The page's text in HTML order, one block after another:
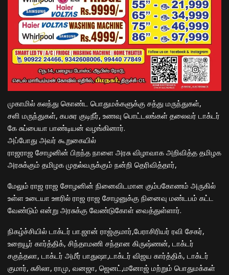
முகாமில் கலந்து கொண்ட பொதுமக்களுக்கு சத்து மருந்துகள்,
சளி மருந்துகள், கபசுர குடிநீர், உணவு பொட்டலங்கள் தலைவர் டாக்டர்
கே சுப்பையா பாண்டியன் வழங்கினார்.
அப்போது அவர் கூறுகையில்
ராஜராஜ சோழனின் பிறந்த நாளை அரசு விழாவாக அறிவித்த தமிழக
அரசுக்கும் தமிழக முதல்வருக்கும் நன்றி தெரிவித்தார்,
மேலும் ராஜ ராஜ சோழனின் நினைவிடமான கும்பகோணம் அருகில்
உள்ள உடையா ஊரில் ராஜ ராஜ சோழனுக்கு நினைவு மண்டபம் கட்ட
வேண்டும் என்று அரசுக்கு வேண்டுகோள் வைத்துள்ளார்.
நிகழ்ச்சியில் டாக்டர் பா.ஜான் ராஜ்குமார்,பேராசிரியர் ரவி சேகர்,
உறையூர் கார்த்திக், சிந்தாமணி சந்தான கிருஷ்ணன், டாக்டர்
சகுந்தலா, டாக்டர் அமீர் பாதுஷா,டாக்டர் விஜய கார்த்திக், டாக்டர்
குமார், சுசிலா, ராமு, வனஜா, ஜெனட்,மனோஜ் மற்றும் பொதுமக்கள்